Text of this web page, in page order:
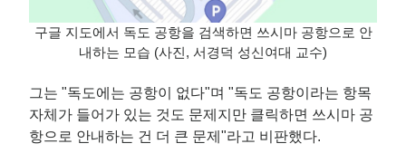
구글 지도에서 독도 공항을 검색하면 쓰시마 공항으로 안
내하는 모습 (사진, 서경덕 성신여대 교수)
그는 "독도에는 공항이 없다"며 "독도 공항이라는 항목
자체가 들어가 있는 것도 문제지만 클릭하면 쓰시마 공
항으로 안내하는 건 더 큰 문제"라고 비판했다.